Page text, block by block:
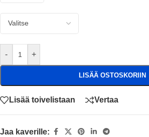
- +
LISÄÄ OSTOSKORIIN
Lisää toivelistaan Vertaa
Jaa kaverille: